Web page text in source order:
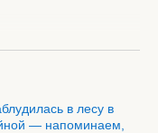
в лесу в
— напоминаем,